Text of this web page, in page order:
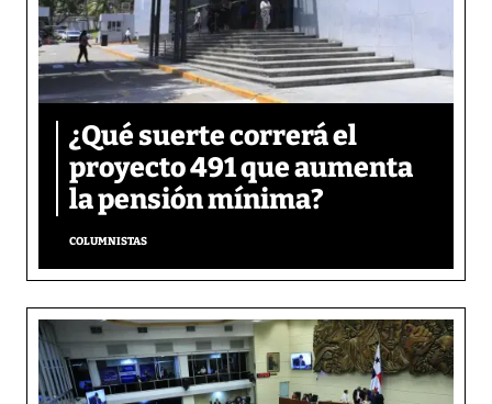
¿Qué suerte correrá el
proyecto 491 que aumenta
la pensión mínima?
COLUMNISTAS